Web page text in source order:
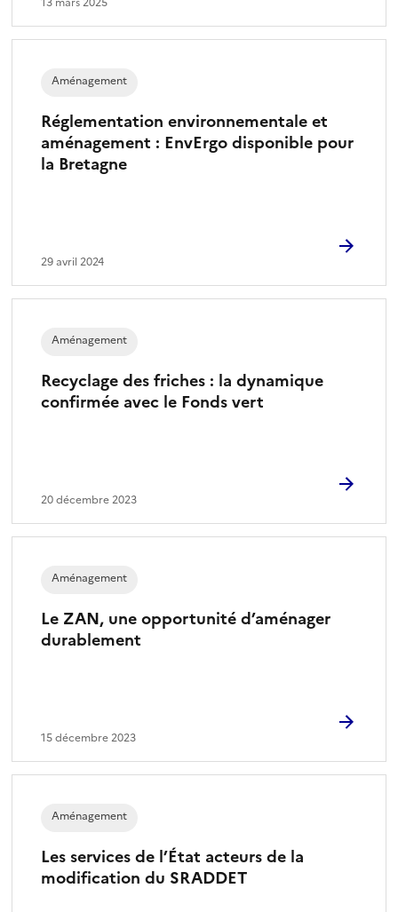
Réglementation environnementale et
aménagement : EnvErgo disponible pour
la Bretagne
Aménagement
29 avril 2024
Recyclage des friches : la dynamique
confirmée avec le Fonds vert
Aménagement
20 décembre 2023
Le ZAN, une opportunité d’aménager
durablement
Aménagement
15 décembre 2023
Les services de l’État acteurs de la
modification du SRADDET
Aménagement